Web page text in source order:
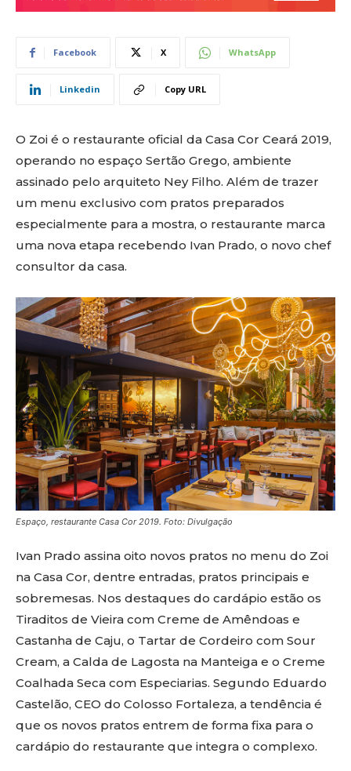
Facebook X WhatsApp
Linkedin Copy URL
O Zoi é o restaurante oficial da Casa Cor Ceará 2019,
operando no espaço Sertão Grego, ambiente
assinado pelo arquiteto Ney Filho. Além de trazer
um menu exclusivo com pratos preparados
especialmente para a mostra, o restaurante marca
uma nova etapa recebendo Ivan Prado, o novo chef
consultor da casa.
Espaço, restaurante Casa Cor 2019. Foto: Divulgação
Ivan Prado assina oito novos pratos no menu do Zoi
na Casa Cor, dentre entradas, pratos principais e
sobremesas. Nos destaques do cardápio estão os
Tiraditos de Vieira com Creme de Amêndoas e
Castanha de Caju, o Tartar de Cordeiro com Sour
Cream, a Calda de Lagosta na Manteiga e o Creme
Coalhada Seca com Especiarias. Segundo Eduardo
Castelão, CEO do Colosso Fortaleza, a tendência é
que os novos pratos entrem de forma fixa para o
cardápio do restaurante que integra o complexo.